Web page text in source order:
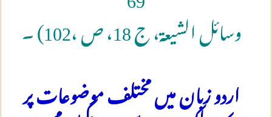
وسائل الشیعة، ج 18، ص ،102) ۔
اردو زبان میں مختلف موضوعات پر